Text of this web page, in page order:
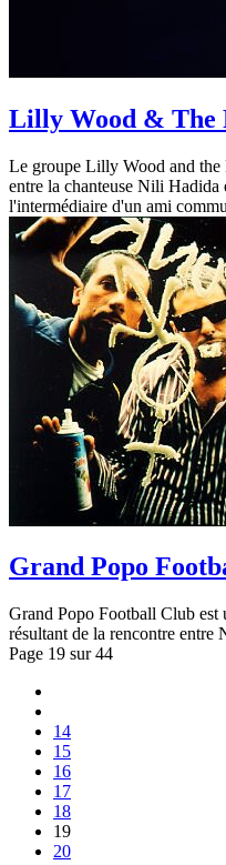
Lilly Wood & The
Le groupe Lilly Wood and the
entre la chanteuse Nili
l'intermédiaire d'un ami
Grand Popo
Grand Popo Football Club est
résultant de la rencontre
Page 19 sur 44
14
15
16
17
18
19
20